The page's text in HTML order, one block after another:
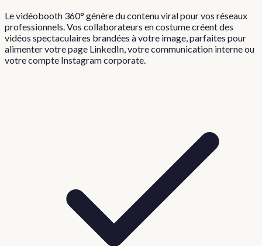
Le vidéobooth 360° génère du contenu viral pour vos réseaux
professionnels. Vos collaborateurs en costume créent des
vidéos spectaculaires brandées à votre image, parfaites pour
alimenter votre page LinkedIn, votre communication interne ou
votre compte Instagram corporate.